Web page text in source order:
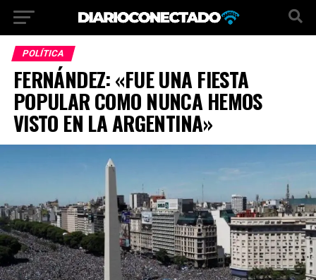
POLÍTICA
FERNÁNDEZ: «FUE UNA FIESTA
POPULAR COMO NUNCA HEMOS
VISTO EN LA ARGENTINA»